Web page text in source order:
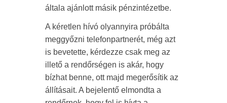
általa ajánlott másik pénzintézetbe.
A kéretlen hívó olyannyira próbálta
meggyőzni telefonpartnerét, még azt
is bevetette, kérdezze csak meg az
illető a rendőrségen is akár, hogy
bízhat benne, ott majd megerősítik az
állításait. A bejelentő elmondta a